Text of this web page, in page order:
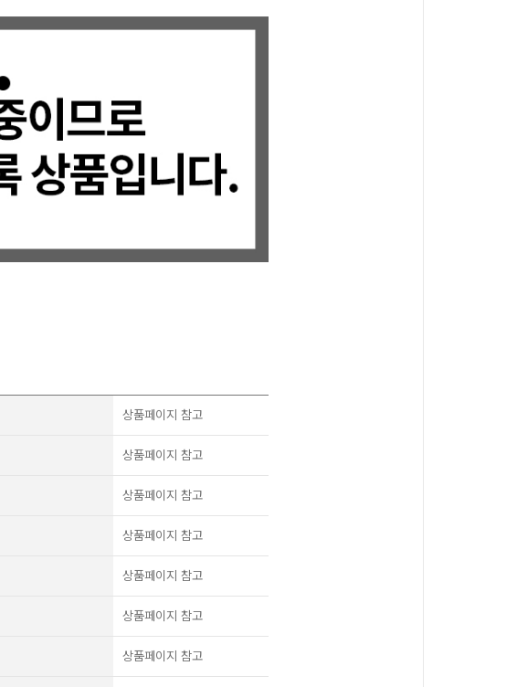
상품페이지 참고
상품페이지 참고
상품페이지 참고
상품페이지 참고
상품페이지 참고
상품페이지 참고
상품페이지 참고